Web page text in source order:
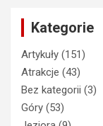
Kategorie
Artykuły (151)
Atrakcje (43)
Bez kategorii (3)
Góry (53)